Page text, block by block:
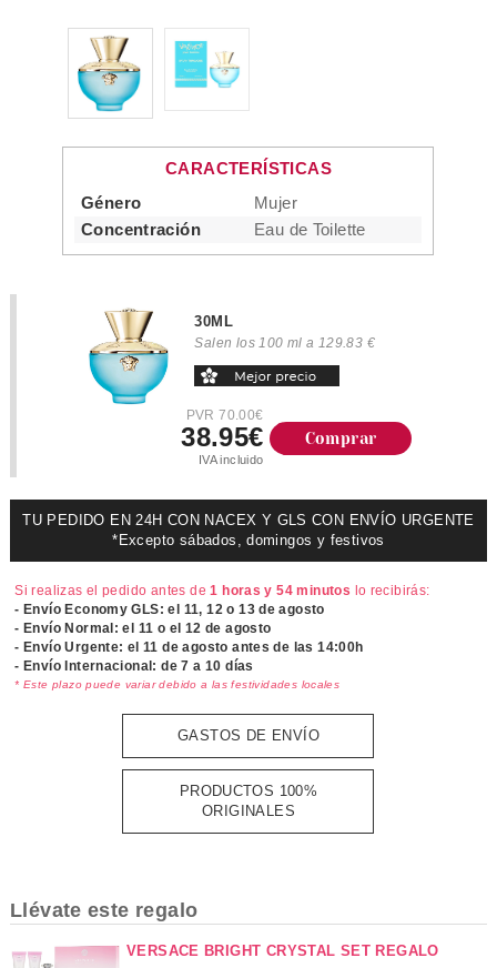
CARACTERÍSTICAS
Género
Mujer
Concentración
Eau de Toilette
30ML
Salen los 100 ml a 129.83 €
PVR 70.00€
38.95€
IVA incluido
Comprar
TU PEDIDO EN 24H CON NACEX Y GLS CON ENVÍO URGENTE
*Excepto sábados, domingos y festivos
Si realizas el pedido antes de1 horas y 54 minutos lo recibirás:
- Envío Economy GLS: el 11, 12 o 13 de agosto
- Envío Normal: el 11 o el 12 de agosto
- Envío Urgente: el11 de agosto antes de las 14:00h
- Envío Internacional: de 7 a 10 días
* Este plazo puede variar debido a las festividades locales
GASTOS DE ENVÍO
PRODUCTOS 100%
ORIGINALES
Llévate este regalo
VERSACE BRIGHT CRYSTAL SET REGALO